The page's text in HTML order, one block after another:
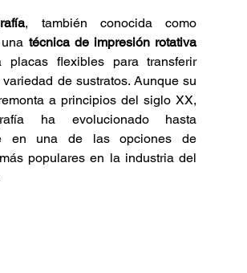
, también conocida como
técnica de impresión rotativa
placas flexibles para transferir
de sustratos. Aunque su
a principios del siglo XX,
ha evolucionado hasta
en una de las opciones de
populares en la industria del